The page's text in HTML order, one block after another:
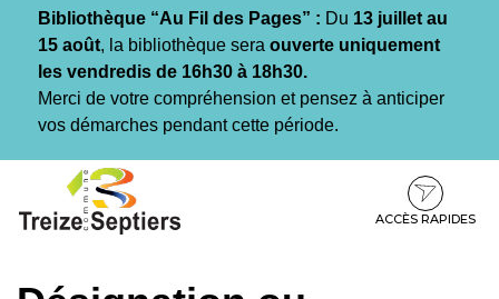
Bibliothèque “Au Fil des Pages” : Du 13 juillet au
15 août, la bibliothèque sera ouverte uniquement
les vendredis de 16h30 à 18h30.
Merci de votre compréhension et pensez à anticiper
vos démarches pendant cette période.
contenu
pied
ACCÈS RAPIDES